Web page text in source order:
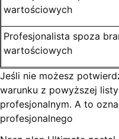
wartościowych
Profesjonalista spoza
wartościowych
Jeśli nie możesz
warunku z powyższej
profesjonalnym. A to
profesjonalnego